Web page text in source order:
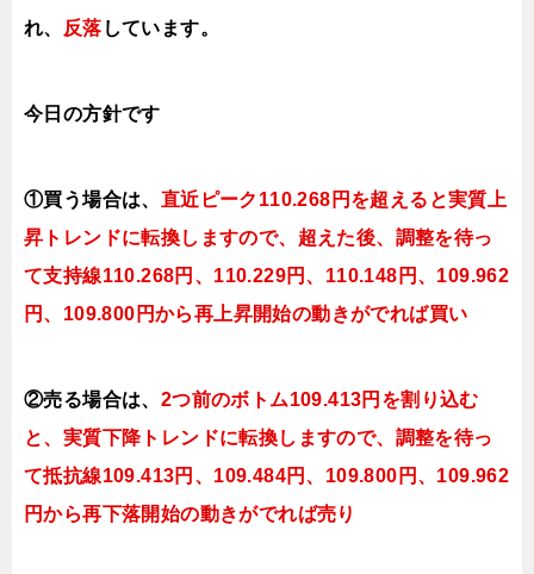
れ、
反落 しています。
今日の方針です
①買う場合は、 直近 ピーク110.268円を超えると実質上
昇トレンドに転換しますので、超えた後、調整を待っ
て支持線110.268円、110.229円、110.148円、109.962
円、109.800円から再上昇開始の動きがでれば買い
②売る場合は、 2つ前のボトム109.413円を割り込む
と、実質下降トレンドに転換しますので、調整を待っ
て抵抗線109.413円、109.484円、109.800円、109.962
円から再下落開始の動きがでれば売り